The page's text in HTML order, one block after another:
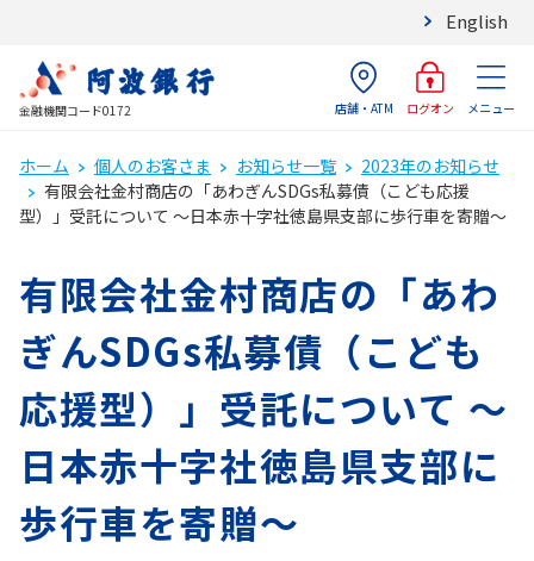
English
金融機関コード0172 店舗・ATM ログオン メニュー
ホーム 個人のお客さま お知らせ一覧
2023年のお知らせ
有限会社金村商店の「あわぎんSDGs私募債（こども応援
型）」受託について ～日本赤十字社徳島県支部に歩行車を寄贈～
有限会社金村商店の「あわ
ぎんSDGs私募債（こども
応援型）」受託について ～
日本赤十字社徳島県支部に
歩行車を寄贈～